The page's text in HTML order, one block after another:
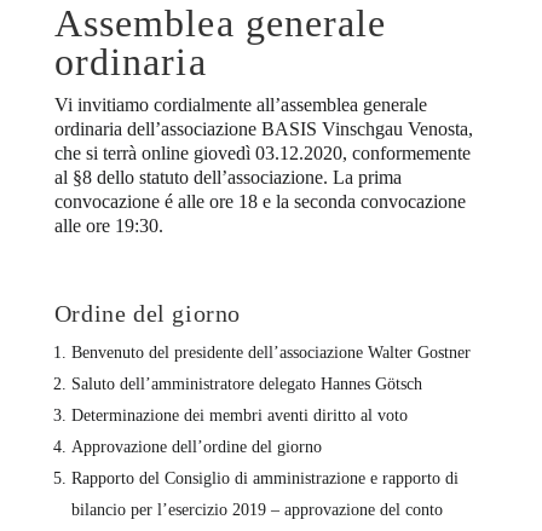
Assemblea generale
ordinaria
Vi invitiamo cordialmente all’assemblea generale
ordinaria dell’associazione BASIS Vinschgau Venosta,
che si terrà online giovedì 03.12.2020, conformemente
al §8 dello statuto dell’associazione. La prima
convocazione é alle ore 18 e la seconda convocazione
alle ore 19:30.
Ordine del giorno
Benvenuto del presidente dell’associazione Walter Gostner
Saluto dell’amministratore delegato Hannes Götsch
Determinazione dei membri aventi diritto al voto
Approvazione dell’ordine del giorno
Rapporto del Consiglio di amministrazione e rapporto di
bilancio per l’esercizio 2019 – approvazione del conto